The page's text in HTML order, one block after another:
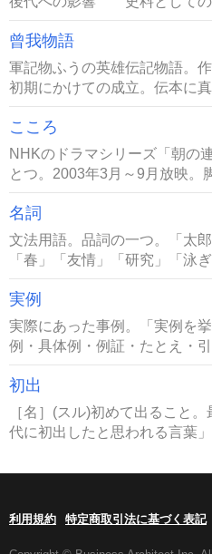
曾我物語
軍記物ふうの英雄伝記物語。
初期にかけての成立。伝本に
こころ
NHKのドラマシリーズ「朝の
とつ。2003年3月～9月放映。
名詞
文法用語。品詞の一つ。「太
「春」「友情」「研究」「泳
実例
実際にあった事例。「実例を
例・具体例・例証・たとえ・
初出
［名］(スル)初めて出ること
代に初出したと思われる言葉
利用規約 特定商取引法に基づく表記